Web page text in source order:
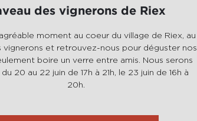
des vignerons de Riex
moment au coeur du village de Riex, au
vignerons et retrouvez-nous pour déguster nos
boire un verre entre amis. Nous serons
20 au 22 juin de 17h à 21h, le 23 juin de 16h à
20h.